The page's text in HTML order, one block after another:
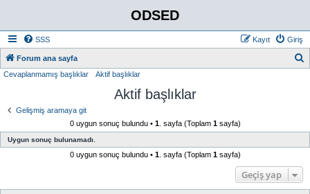
ODSED
SSS Giriş
Kayıt
Forum ana sayfa
Cevaplanmamış başlıklar Aktif başlıklar
Aktif başlıklar
Gelişmiş aramaya git
0 uygun sonuç bulundu • 1. sayfa (Toplam 1sayfa)
Uygun sonuç bulunamadı.
0 uygun sonuç bulundu • 1. sayfa (Toplam 1sayfa)
Geçiş yap